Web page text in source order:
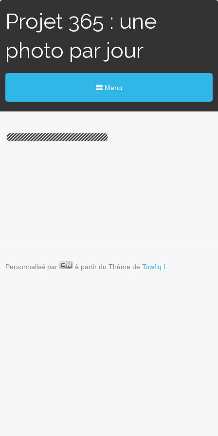
Projet 365 : une
photo par jour
Menu
Personnalisé par à partir du Thème deTowfiq I.